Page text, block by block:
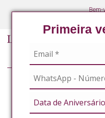
Primeira
Bem-